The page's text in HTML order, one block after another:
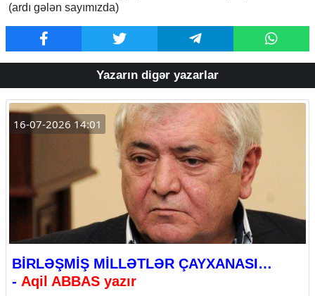
(ardı gələn sayımızda)
Yazarın digər yazarlar
16-07-2026 14:01
BİRLƏŞMİŞ MİLLƏTLƏR ÇAYXANASI…
- Aqil ABBAS yazır